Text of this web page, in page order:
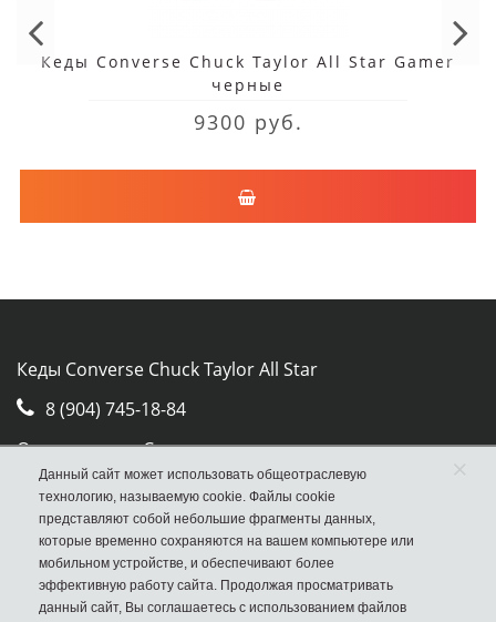
Кеды Converse Chuck Taylor All Star Gamer
черные
9300 руб.
Кеды Converse Chuck Taylor All Star
8 (904) 745-18-84
Отдел продаж Converse
Москва, ул. Авиамоторная, д.50, стр. 2, оф. 30
Данный сайт может использовать общеотраслевую
технологию, называемую cookie. Файлы cookie
представляют собой небольшие фрагменты данных,
которые временно сохраняются на вашем компьютере или
мобильном устройстве, и обеспечивают более
эффективную работу сайта. Продолжая просматривать
данный сайт, Вы соглашаетесь с использованием файлов
×